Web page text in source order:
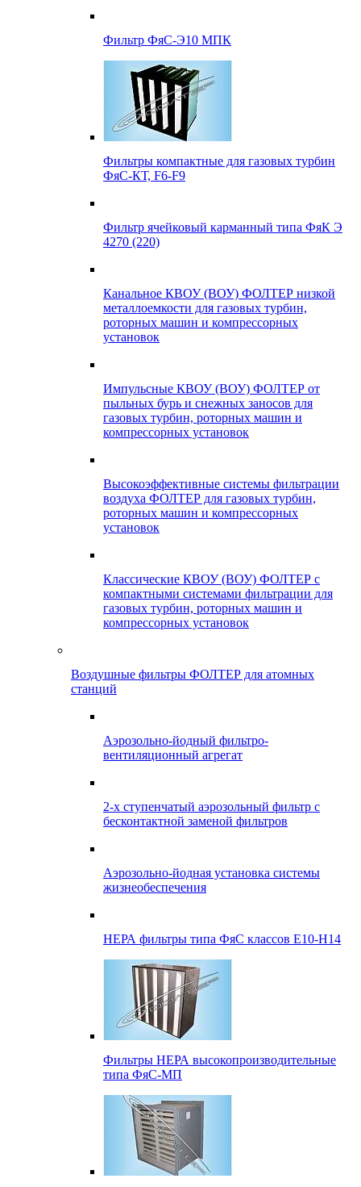
Фильтр ФяС-Э10 МПК
Фильтры компактные для газовых турбин
ФяС-КТ, F6-F9
Фильтр ячейковый карманный типа ФяК Э
4270 (220)
Канальное КВОУ (ВОУ) ФОЛТЕР низкой
металлоемкости для газовых турбин,
роторных машин и компрессорных
установок
Импульсные КВОУ (ВОУ) ФОЛТЕР от
пыльных бурь и снежных заносов для
газовых турбин, роторных машин и
компрессорных установок
Высокоэффективные системы фильтрации
воздуха ФОЛТЕР для газовых турбин,
роторных машин и компрессорных
установок
Классические КВОУ (ВОУ) ФОЛТЕР с
компактными системами фильтрации для
газовых турбин, роторных машин и
компрессорных установок
Воздушные фильтры ФОЛТЕР для атомных
станций
Аэрозольно-йодный фильтро-
вентиляционный агрегат
2-х ступенчатый аэрозольный фильтр с
бесконтактной заменой фильтров
Аэрозольно-йодная установка системы
жизнеобеспечения
НЕРА фильтры типа ФяС классов Е10-Н14
Фильтры НЕРА высокопроизводительные
типа ФяС-МП